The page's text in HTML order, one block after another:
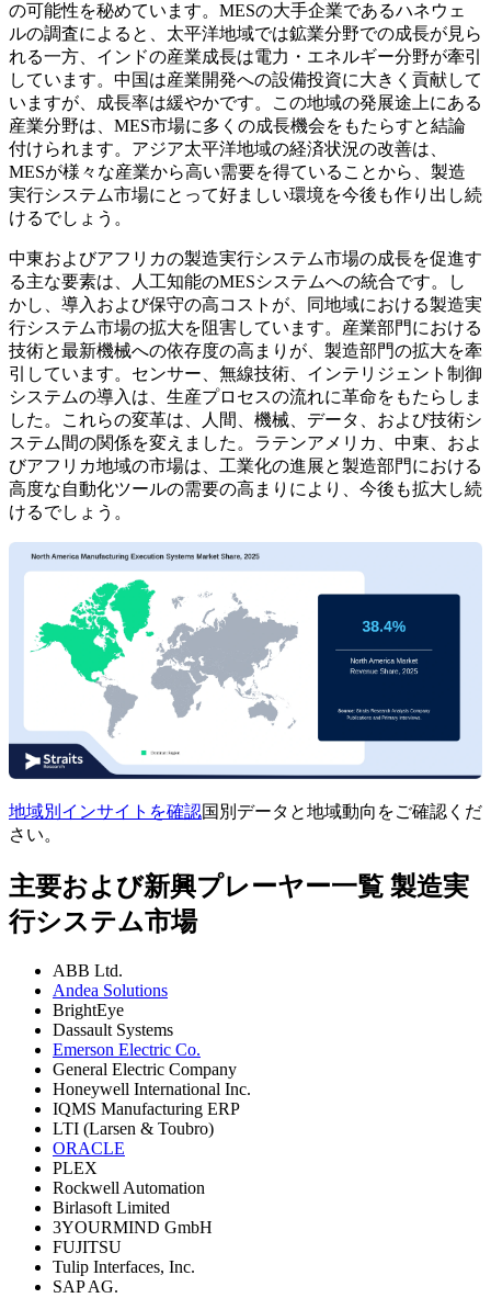
の可能性を秘めています。MESの大手企業であるハネウェ
ルの調査によると、太平洋地域では鉱業分野での成長が見ら
れる一方、インドの産業成長は電力・エネルギー分野が牽引
しています。中国は産業開発への設備投資に大きく貢献して
いますが、成長率は緩やかです。この地域の発展途上にある
産業分野は、MES市場に多くの成長機会をもたらすと結論
付けられます。アジア太平洋地域の経済状況の改善は、
MESが様々な産業から高い需要を得ていることから、製造
実行システム市場にとって好ましい環境を今後も作り出し続
けるでしょう。
中東およびアフリカの製造実行システム市場の成長を促進す
る主な要素は、人工知能のMESシステムへの統合です。し
かし、導入および保守の高コストが、同地域における製造実
行システム市場の拡大を阻害しています。産業部門における
技術と最新機械への依存度の高まりが、製造部門の拡大を牽
引しています。センサー、無線技術、インテリジェント制御
システムの導入は、生産プロセスの流れに革命をもたらしま
した。これらの変革は、人間、機械、データ、および技術シ
ステム間の関係を変えました。ラテンアメリカ、中東、およ
びアフリカ地域の市場は、工業化の進展と製造部門における
高度な自動化ツールの需要の高まりにより、今後も拡大し続
けるでしょう。
地域別インサイトを確認国別データと地域動向をご確認くだ
さい。
主要および新興プレーヤー一覧 製造実
行システム市場
ABB Ltd.
Andea Solutions
BrightEye
Dassault Systems
Emerson Electric Co.
General Electric Company
Honeywell International Inc.
IQMS Manufacturing ERP
LTI (Larsen & Toubro)
ORACLE
PLEX
Rockwell Automation
Birlasoft Limited
3YOURMIND GmbH
FUJITSU
Tulip Interfaces, Inc.
SAP AG.